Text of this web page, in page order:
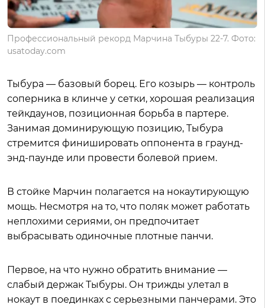
Профессиональный рекорд Марчина Тыбуры 22-7. Фото:
usatoday.com
Тыбура — базовый борец. Его козырь — контроль
соперника в клинче у сетки, хорошая реализация
тейкдаунов, позиционная борьба в партере.
Занимая доминирующую позицию, Тыбура
стремится финишировать оппонента в граунд-
энд-паунде или провести болевой прием.
В стойке Марчин полагается на нокаутирующую
мощь. Несмотря на то, что поляк может работать
неплохими сериями, он предпочитает
выбрасывать одиночные плотные панчи.
Первое, на что нужно обратить внимание —
слабый держак Тыбуры. Он трижды улетал в
нокаут в поединках с серьезными панчерами. Это